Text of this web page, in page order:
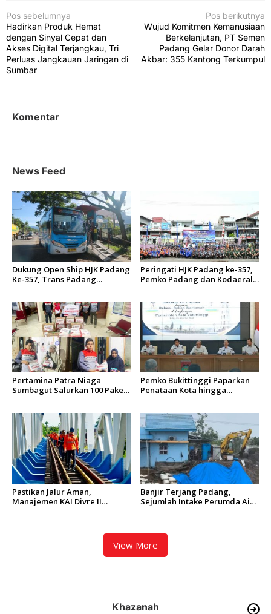
N
a
v
i
s
o
s
Pos sebelumnya
Hadirkan Produk Hemat
dengan Sinyal Cepat dan
Akses Digital Terjangkau, Tri
Perluas Jangkauan Jaringan di
Sumbar
Pos berikutnya
Wujud Komitmen Kemanusiaan
Berkelanjutan, PT Semen
Padang Gelar Donor Darah
Akbar: 355 Kantong Terkumpul
Komentar
News Feed
Dukung Open Ship HJK Padang
Ke-357, Trans Padang
Peringati HJK Padang ke-357,
Pemko Padang dan Kodaeral
Pertamina Patra Niaga
Sumbagut Salurkan 100 Paket
Pemko Bukittinggi Paparkan
Penataan Kota hingga
Pastikan Jalur Aman,
Manajemen KAI Divre II
Banjir Terjang Padang,
Sejumlah Intake Perumda Air
View More
Khazanah